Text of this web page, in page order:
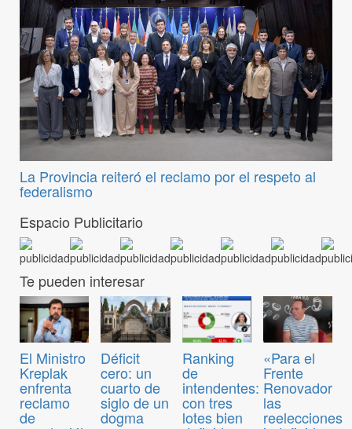
La Provincia reiteró el reclamo por el respeto al
federalismo
Espacio Publicitario
Te pueden interesar
El Ministro
Kreplak
enfrenta
reclamo
de
Déficit
cero: un
cuarto de
siglo de un
dogma
Ranking
de
intendentes:
con tres
lotes bien
«Para el
Frente
Renovador
las
reelecciones